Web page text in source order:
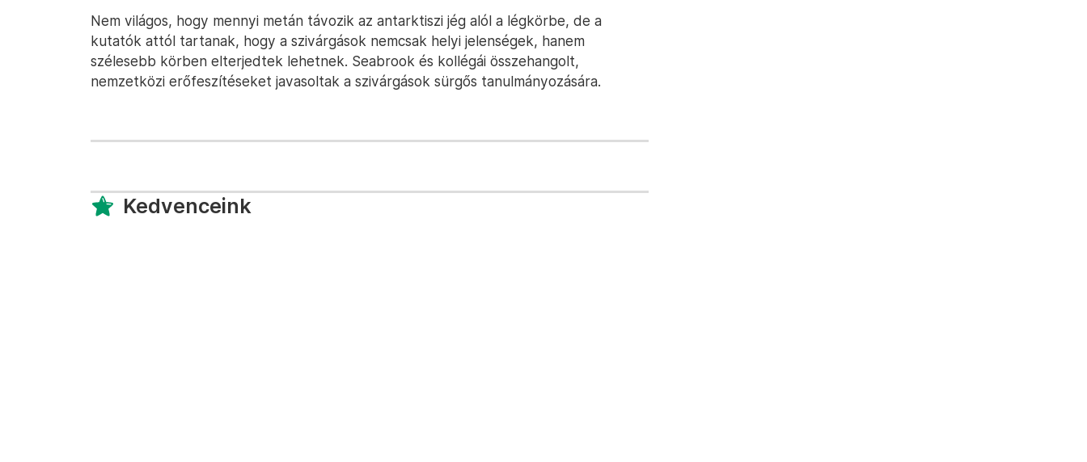
Nem világos, hogy mennyi metán távozik az antarktiszi jég alól a légkörbe, de a
kutatók attól tartanak, hogy a szivárgások nemcsak helyi jelenségek, hanem
szélesebb körben elterjedtek lehetnek. Seabrook és kollégái összehangolt,
nemzetközi erőfeszítéseket javasoltak a szivárgások sürgős tanulmányozására.
Kedvenceink